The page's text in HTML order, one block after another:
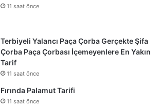
11 saat önce
Terbiyeli Yalancı Paça Çorba Gerçekte Şifa
Çorba Paça Çorbası İçemeyenlere En Yakın
Tarif
11 saat önce
Fırında Palamut Tarifi
11 saat önce